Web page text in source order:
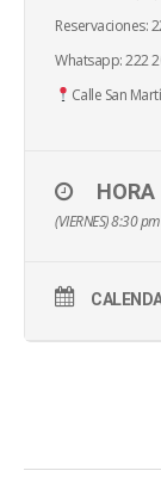
Reservaciones:
Whatsapp: 222
Calle San
HORA
(VIERNES) 8:30